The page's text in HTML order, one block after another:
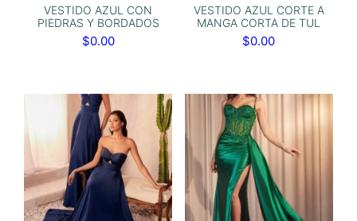
VESTIDO AZUL CON
PIEDRAS Y BORDADOS
$0.00
VESTIDO AZUL CORTE A
MANGA CORTA DE TUL
$0.00